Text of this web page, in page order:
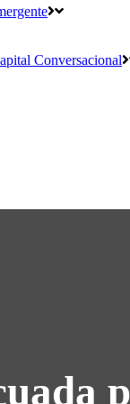
Conversacional